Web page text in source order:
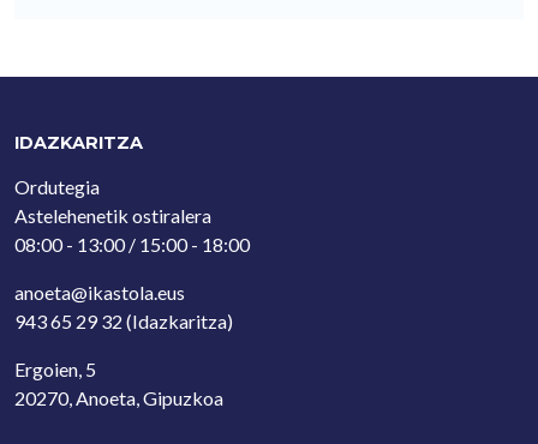
IDAZKARITZA
Ordutegia
Astelehenetik ostiralera
08:00 - 13:00 / 15:00 - 18:00
anoeta@ikastola.eus
943 65 29 32 (Idazkaritza)
Ergoien, 5
20270, Anoeta, Gipuzkoa